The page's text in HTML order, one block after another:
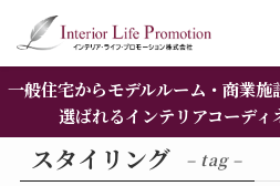
一般住宅からモデルルーム・商業
選ばれるインテリアコーデ
スタイリング – tag –